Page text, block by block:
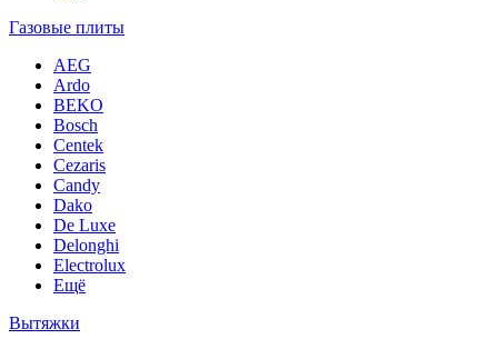
Газовые плиты
AEG
Ardo
BEKO
Bosch
Centek
Cezaris
Candy
Dako
De Luxe
Delonghi
Electrolux
Ещё
Вытяжки